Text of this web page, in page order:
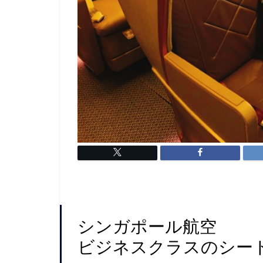
シンガポール航空
ビジネスクラスのシー